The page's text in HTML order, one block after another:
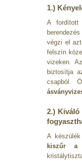
1.)
A fordított
végzi el
felszín
vizeken.
biztosítja
csapból.
2.)
A készülék
kiszűr a